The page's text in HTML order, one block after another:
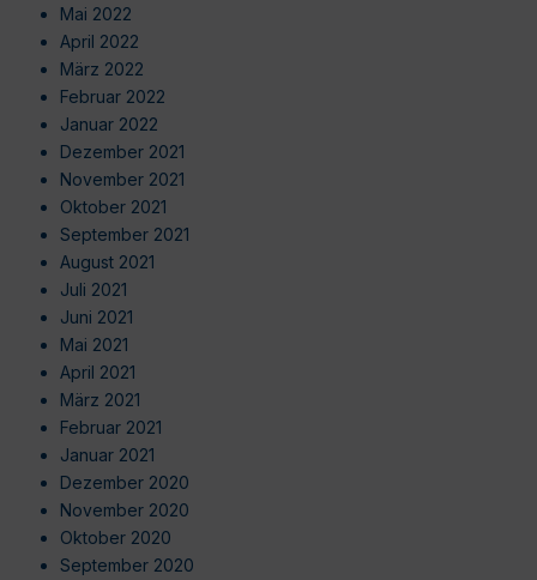
Mai 2022
April 2022
März 2022
Februar 2022
Januar 2022
Dezember 2021
November 2021
Oktober 2021
September 2021
August 2021
Juli 2021
Juni 2021
Mai 2021
April 2021
März 2021
Februar 2021
Januar 2021
Dezember 2020
November 2020
Oktober 2020
September 2020